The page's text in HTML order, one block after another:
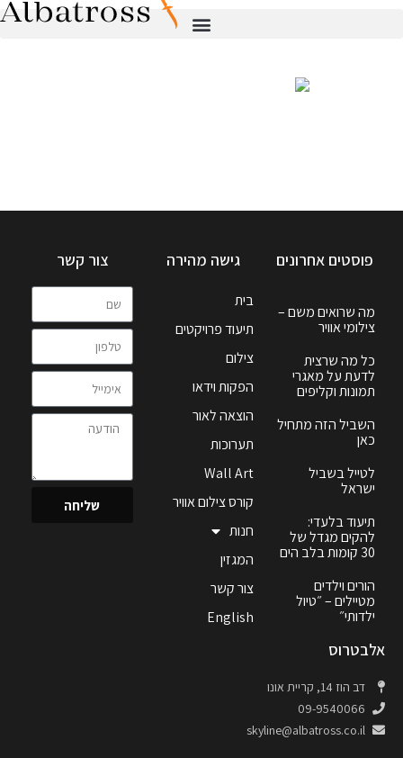
פוסטים אחרונים
מה שרואים משם –
צילומי אוויר
כל מה שרצית
לדעת על מאגרי
תמונות וקליפים
השביל הזה מתחיל
כאן
לטייל בשביל
ישראל
תיעוד בלעדי:
להקים מגדל של
30 קומות בלב הים
הורים וילדים
מטיילים – ״טיול
ילדותי״
גישה מהירה
בית
תיעוד פרויקטים
צילום
הפקות וידאו
הוצאה לאור
תערוכות
Wall Art
קורס צילום אוויר
חנות
המגזין
צור קשר
English
צור קשר
שליחה
אלבטרוס
דב הוז 14, קריית אונו
09-9540066
skyline@albatross.co.il